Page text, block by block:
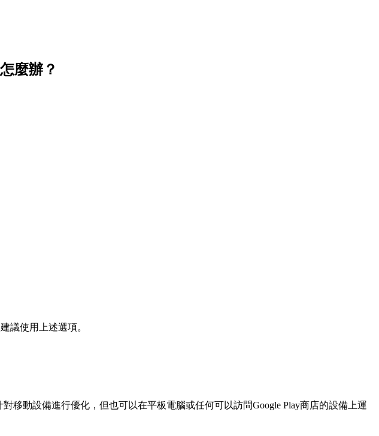
麼辦？
議使用上述選項。
動設備進行優化，但也可以在平板電腦或任何可以訪問Google Play商店的設備上運